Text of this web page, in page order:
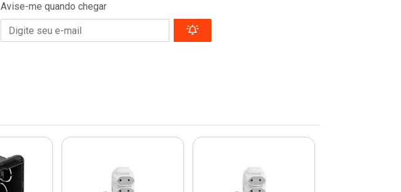
Avise-me quando chegar